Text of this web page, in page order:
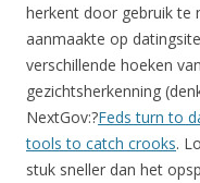
herkent door gebruik te
aanmaakte op
verschillende hoeken
gezichtsherkenning
NextGov:?Feds turn to
tools to catch crooks.
stuk sneller dan het